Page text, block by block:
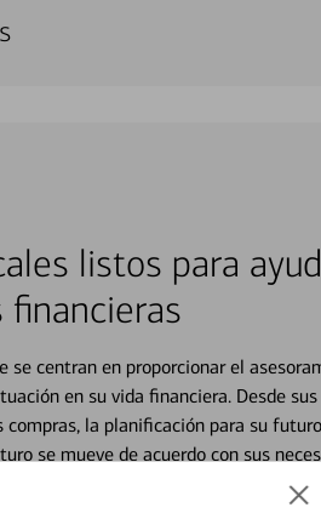
listos para
financieras
se centran en proporcionar el
en su vida financiera. Desde
la planificación para su
se mueve de acuerdo con sus
en un momento que sea